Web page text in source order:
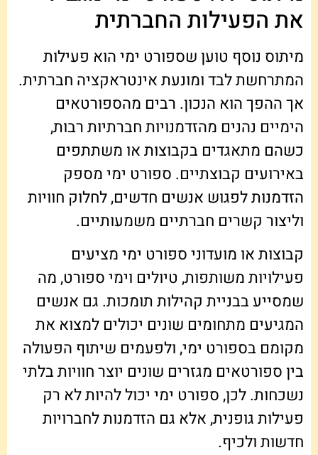
את הפעילות החברתית
מיתוס נוסף טוען שספורט ימי הוא פעילות
המתרחשת לבד ומונעת אינטראקציה חברתית.
אך ההפך הוא הנכון. רבים מהספורטאים
הימיים נהנים מהזדמנויות חברתיות רבות,
כשהם מתאגדים בקבוצות או משתתפים
באירועים קבוצתיים. ספורט ימי מספק
הזדמנות לפגוש אנשים חדשים, לחלוק חוויות
וליצור קשרים חברתיים משמעותיים.
קבוצות או מועדוני ספורט ימי מציעים
פעילויות משותפות, טיולים וימי ספורט, מה
שמסייע בבניית קהילות תומכות. גם אנשים
המגיעים מתחומים שונים יכולים למצוא את
מקומם בספורט ימי, ולפעמים שיתוף הפעולה
בין ספורטאים מגזרים שונים יוצר חוויות בלתי
נשכחות. לכן, ספורט ימי יכול להיות לא רק
פעילות גופנית, אלא גם הזדמנות לחברויות
חדשות ולכיף.